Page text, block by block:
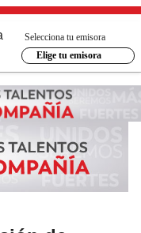
Selecciona tu emisora
Elige tu emisora